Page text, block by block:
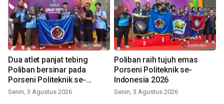
Dua atlet panjat tebing
Poliban bersinar pada
Porseni Politeknik se-
Indonesia 2026
Senin, 3 Agustus 2026
Poliban raih tujuh emas
Porseni Politeknik se-
Indonesia 2026
Senin, 3 Agustus 2026